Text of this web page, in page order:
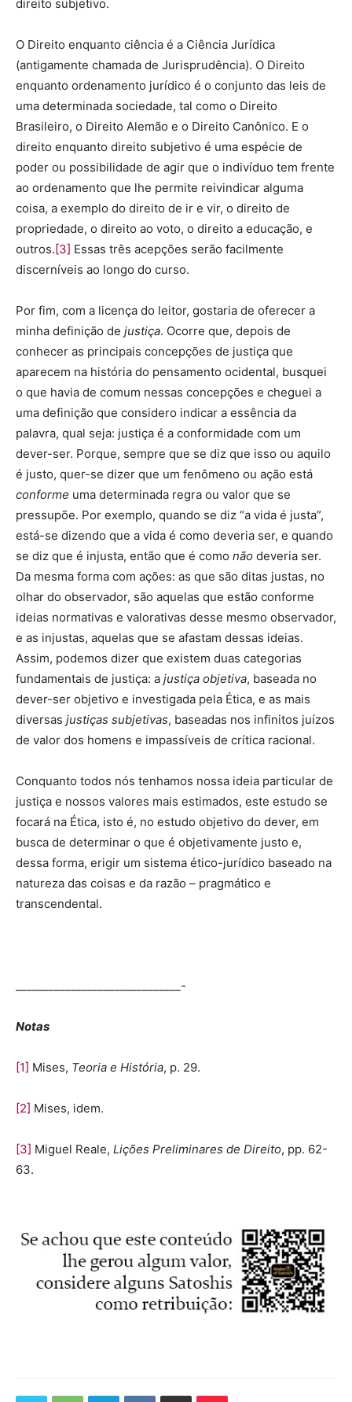
direito subjetivo.
O Direito enquanto ciência é a Ciência Jurídica
(antigamente chamada de Jurisprudência). O Direito
enquanto ordenamento jurídico é o conjunto das leis de
uma determinada sociedade, tal como o Direito
Brasileiro, o Direito Alemão e o Direito Canônico. E o
direito enquanto direito subjetivo é uma espécie de
poder ou possibilidade de agir que o indivíduo tem frente
ao ordenamento que lhe permite reivindicar alguma
coisa, a exemplo do direito de ir e vir, o direito de
propriedade, o direito ao voto, o direito a educação, e
outros.[3] Essas três acepções serão facilmente
discerníveis ao longo do curso.
Por fim, com a licença do leitor, gostaria de oferecer a
minha definição de justiça. Ocorre que, depois de
conhecer as principais concepções de justiça que
aparecem na história do pensamento ocidental, busquei
o que havia de comum nessas concepções e cheguei a
uma definição que considero indicar a essência da
palavra, qual seja: justiça é a conformidade com um
dever-ser. Porque, sempre que se diz que isso ou aquilo
é justo, quer-se dizer que um fenômeno ou ação está
conforme uma determinada regra ou valor que se
pressupõe. Por exemplo, quando se diz “a vida é justa”,
está-se dizendo que a vida é como deveria ser, e quando
se diz que é injusta, então que é como não deveria ser.
Da mesma forma com ações: as que são ditas justas, no
olhar do observador, são aquelas que estão conforme
ideias normativas e valorativas desse mesmo observador,
e as injustas, aquelas que se afastam dessas ideias.
Assim, podemos dizer que existem duas categorias
fundamentais de justiça: a justiça objetiva, baseada no
dever-ser objetivo e investigada pela Ética, e as mais
diversas justiças subjetivas, baseadas nos infinitos juízos
de valor dos homens e impassíveis de crítica racional.
Conquanto todos nós tenhamos nossa ideia particular de
justiça e nossos valores mais estimados, este estudo se
focará na Ética, isto é, no estudo objetivo do dever, em
busca de determinar o que é objetivamente justo e,
dessa forma, erigir um sistema ético-jurídico baseado na
natureza das coisas e da razão – pragmático e
transcendental.
______________________________-
Notas
[1] Mises, Teoria e História, p. 29.
[2] Mises, idem.
[3] Miguel Reale, Lições Preliminares de Direito, pp. 62-
63.